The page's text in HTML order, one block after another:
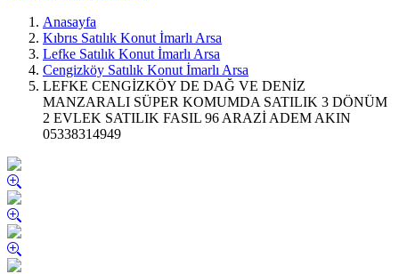
Anasayfa
Kıbrıs Satılık Konut İmarlı Arsa
Lefke Satılık Konut İmarlı Arsa
Cengizköy Satılık Konut İmarlı Arsa
LEFKE CENGİZKÖY DE DAĞ VE DENİZ
MANZARALI SÜPER KOMUMDA SATILIK 3 DÖNÜM
2 EVLEK SATILIK FASIL 96 ARAZİ ADEM AKIN
05338314949